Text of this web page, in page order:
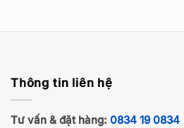
Thông tin liên hệ
Tư vấn & đặt hàng: 0834 19 0834